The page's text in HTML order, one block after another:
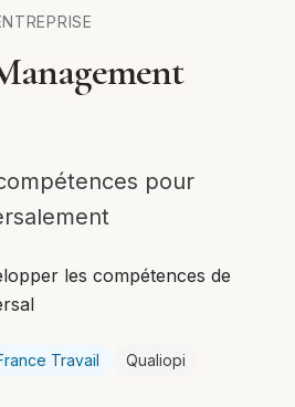
pour
les compétences de
Travail Qualiopi